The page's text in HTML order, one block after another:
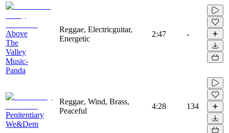
Above
The
Valley
Music-
Panda
Reggae, Electricguitar,
Energetic
2:47 -
Penitentiary
We&Dem
Reggae, Wind, Brass,
Peaceful
4:28 134